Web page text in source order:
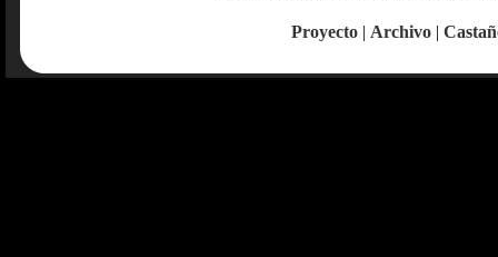
Proyecto | Archivo |